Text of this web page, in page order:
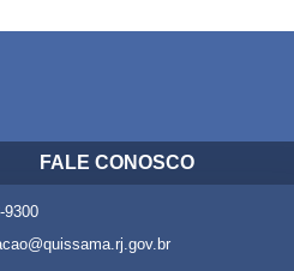
FALE CONOSCO
9300